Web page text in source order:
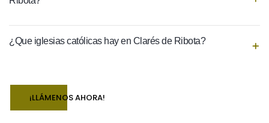
¿Que iglesias católicas hay en Clarés de Ribota?
¡LLÁMENOS AHORA!